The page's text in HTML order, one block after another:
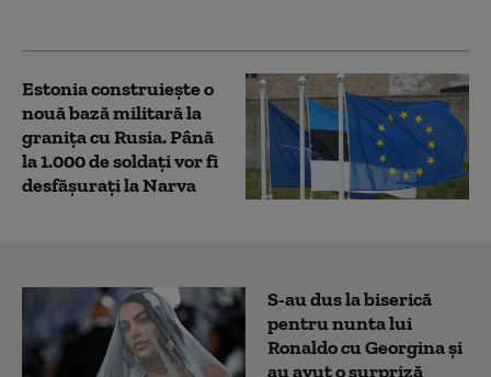
Estonia construiește o
nouă bază militară la
granița cu Rusia. Până
la 1.000 de soldați vor fi
desfășurați la Narva
S-au dus la biserică
pentru nunta lui
Ronaldo cu Georgina și
au avut o surpriză